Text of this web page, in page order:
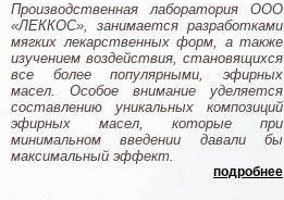
Производственная лаборатория ООО
«ЛЕККОС», занимается разработками
мягких лекарственных форм, а также
изучением воздействия, становящихся
все более популярными, эфирных
масел. Особое внимание уделяется
составлению уникальных композиций
эфирных масел, которые при
минимальном введении давали бы
максимальный эффект.
подробнее